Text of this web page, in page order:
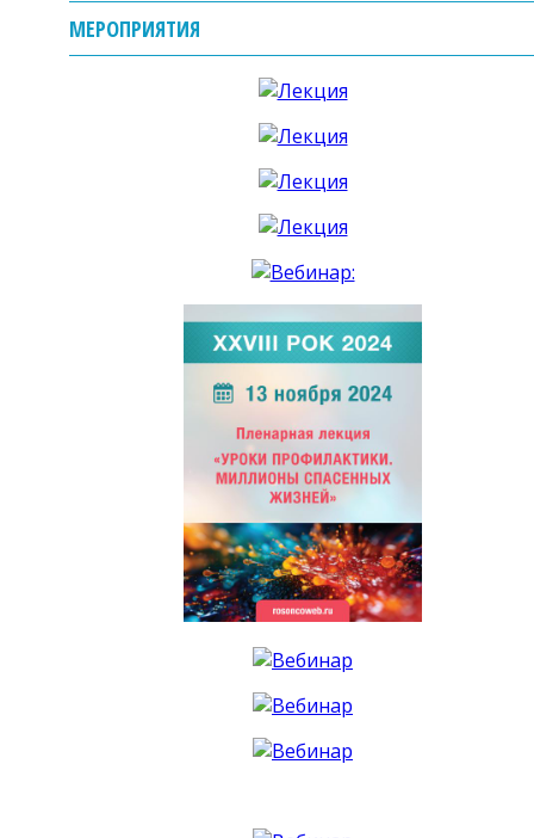
МЕРОПРИЯТИЯ